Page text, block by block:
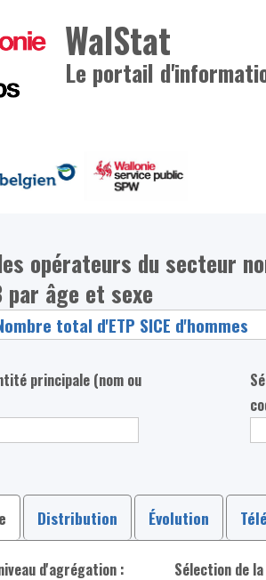
WalStat
Le portail
opérateurs du secteur
par âge et sexe
principale (nom ou
Distribution Évolution
d'agrégation : Sélection de